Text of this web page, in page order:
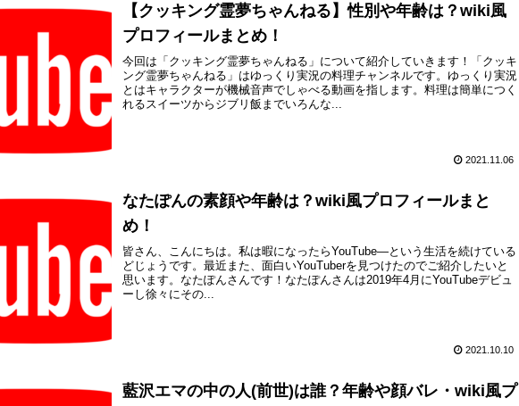
【クッキング霊夢ちゃんねる】性別や年齢は？wiki風
プロフィールまとめ！
今回は「クッキング霊夢ちゃんねる」について紹介していきます！「クッキ
ング霊夢ちゃんねる」はゆっくり実況の料理チャンネルです。ゆっくり実況
とはキャラクターが機械音声でしゃべる動画を指します。料理は簡単につく
れるスイーツからジブリ飯までいろんな...
2021.11.06
なたぽんの素顔や年齢は？wiki風プロフィールまと
め！
皆さん、こんにちは。私は暇になったらYouTube―という生活を続けている
どじょうです。最近また、面白いYouTuberを見つけたのでご紹介したいと
思います。なたぽんさんです！なたぽんさんは2019年4月にYouTubeデビュ
ーし徐々にその...
2021.10.10
藍沢エマの中の人(前世)は誰？年齢や顔バレ・wiki風プ